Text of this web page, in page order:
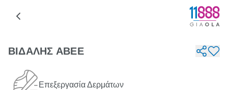
ΒΙΔΑΛΗΣ ΑΒΕΕ
Επεξεργασία Δερμάτων